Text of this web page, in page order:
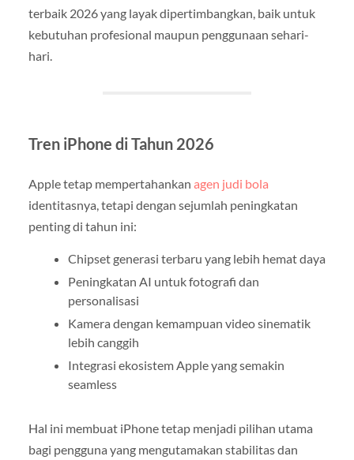
terbaik 2026 yang layak dipertimbangkan, baik untuk
kebutuhan profesional maupun penggunaan sehari-
hari.
Tren iPhone di Tahun 2026
Apple tetap mempertahankan agen judi bola
identitasnya, tetapi dengan sejumlah peningkatan
penting di tahun ini:
Chipset generasi terbaru yang lebih hemat daya
Peningkatan AI untuk fotografi dan
personalisasi
Kamera dengan kemampuan video sinematik
lebih canggih
Integrasi ekosistem Apple yang semakin
seamless
Hal ini membuat iPhone tetap menjadi pilihan utama
bagi pengguna yang mengutamakan stabilitas dan